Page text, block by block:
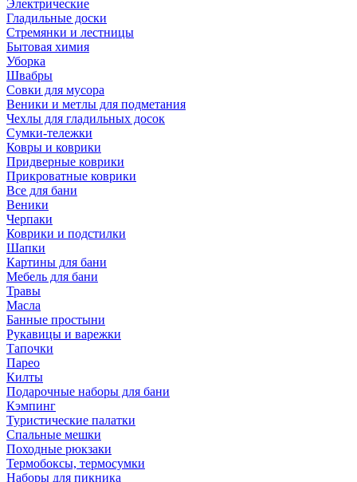
Электрические
Гладильные доски
Стремянки и лестницы
Бытовая химия
Уборка
Швабры
Совки для мусора
Веники и метлы для подметания
Чехлы для гладильных досок
Сумки-тележки
Ковры и коврики
Придверные коврики
Прикроватные коврики
Все для бани
Веники
Черпаки
Коврики и подстилки
Шапки
Картины для бани
Мебель для бани
Травы
Масла
Банные простыни
Рукавицы и варежки
Тапочки
Парео
Килты
Подарочные наборы для бани
Кэмпинг
Туристические палатки
Спальные мешки
Походные рюкзаки
Термобоксы, термосумки
Наборы для пикника